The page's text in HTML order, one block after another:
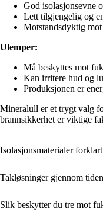
God isolasjonsevne
Lett tilgjengelig og
Motstandsdyktig
Ulemper:
Må beskyttes mot
Kan irritere hud og
Produksjonen er
Mineralull er et trygt valg
brannsikkerhet er viktige
Isolasjonsmaterialer
Takløsninger gjennom
Slik beskytter du tre mot